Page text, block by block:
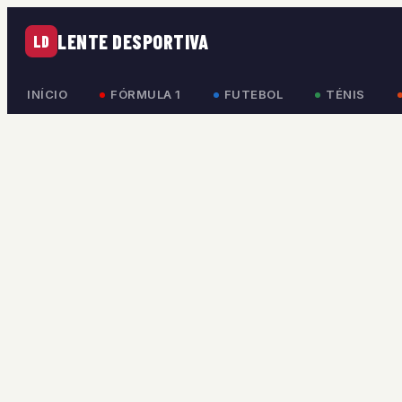
LD LENTE DESPORTIVA
INÍCIO FÓRMULA 1 FUTEBOL TÉNIS